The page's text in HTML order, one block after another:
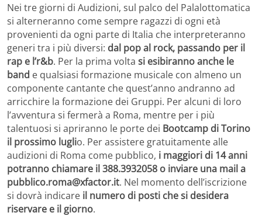
Nei tre giorni di Audizioni, sul palco del Palalottomatica
si alterneranno come sempre ragazzi di ogni età
provenienti da ogni parte di Italia che interpreteranno
generi tra i più diversi: dal pop al rock, passando per il
rap e l’r&b. Per la prima volta si esibiranno anche le
band e qualsiasi formazione musicale con almeno un
componente cantante che quest’anno andranno ad
arricchire la formazione dei Gruppi. Per alcuni di loro
l’avventura si fermerà a Roma, mentre per i più
talentuosi si apriranno le porte dei Bootcamp di Torino
il prossimo luglio. Per assistere gratuitamente alle
audizioni di Roma come pubblico, i maggiori di 14 anni
potranno chiamare il 388.3932058 o inviare una mail a
pubblico.roma@xfactor.it. Nel momento dell’iscrizione
si dovrà indicare il numero di posti che si desidera
riservare e il giorno.